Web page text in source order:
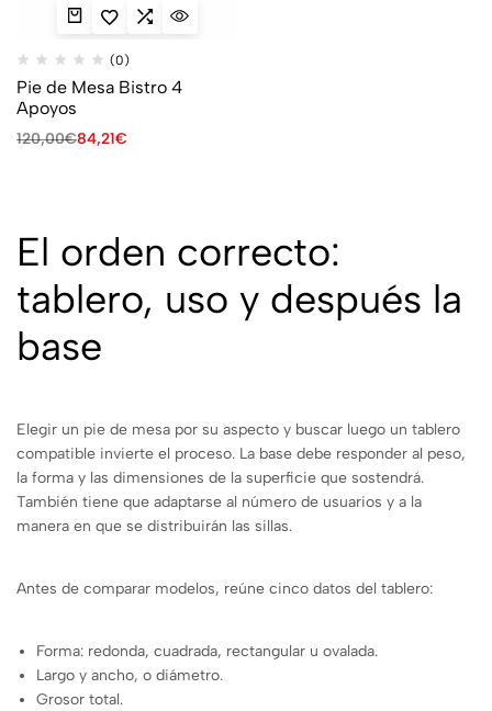
(0)
Pie de Mesa Bistro 4
Apoyos
120,00€84,21€
El orden correcto:
tablero, uso y después la
base
Elegir un pie de mesa por su aspecto y buscar luego un tablero
compatible invierte el proceso. La base debe responder al peso,
la forma y las dimensiones de la superficie que sostendrá.
También tiene que adaptarse al número de usuarios y a la
manera en que se distribuirán las sillas.
Antes de comparar modelos, reúne cinco datos del tablero:
Forma: redonda, cuadrada, rectangular u ovalada.
Largo y ancho, o diámetro.
Grosor total.